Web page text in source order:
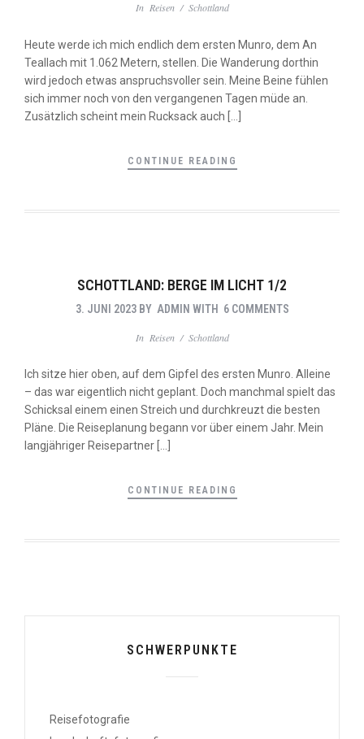
In Reisen/ Schottland
Heute werde ich mich endlich dem ersten Munro, dem An
Teallach mit 1.062 Metern, stellen. Die Wanderung dorthin
wird jedoch etwas anspruchsvoller sein. Meine Beine fühlen
sich immer noch von den vergangenen Tagen müde an.
Zusätzlich scheint mein Rucksack auch […]
CONTINUE READING
SCHOTTLAND: BERGE IM LICHT 1/2
3. JUNI 2023 BY ADMIN WITH 6 COMMENTS
In Reisen/ Schottland
Ich sitze hier oben, auf dem Gipfel des ersten Munro. Alleine
– das war eigentlich nicht geplant. Doch manchmal spielt das
Schicksal einem einen Streich und durchkreuzt die besten
Pläne. Die Reiseplanung begann vor über einem Jahr. Mein
langjähriger Reisepartner […]
CONTINUE READING
SCHWERPUNKTE
Reisefotografie